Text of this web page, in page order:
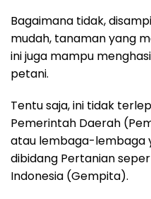
Bagaimana tidak,
mudah, tanaman yang
ini juga mampu
petani.
Tentu saja, ini tidak
Pemerintah Daerah
atau lembaga-lembaga
dibidang Pertanian
Indonesia (Gempita).